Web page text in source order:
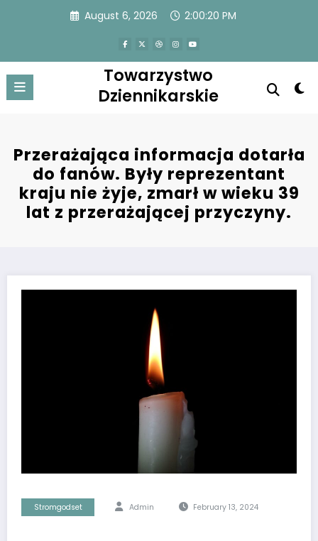
August 6, 2026 2:00:20 PM
Towarzystwo
Dziennikarskie
Przerażająca informacja dotarła
do fanów. Były reprezentant
kraju nie żyje, zmarł w wieku 39
lat z przerażającej przyczyny.
Stromgodset Admin February 13, 2024